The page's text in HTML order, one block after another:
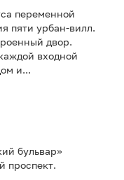
переменной
пяти урбан-вилл.
двор.
входной
и...
бульвар»
проспект.